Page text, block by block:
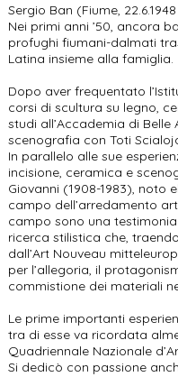
Sergio Ban (Fiume,
Nei primi anni ’50, ancora
profughi fiumani-dalmati
Latina insieme alla famiglia.
Dopo aver frequentato
corsi di scultura su legno,
studi all’Accademia di
scenografia con Toti
In parallelo alle sue
incisione, ceramica e
Giovanni (1908-1983), noto
campo dell’arredamento
campo sono una
ricerca stilistica che,
dall’Art Nouveau
per l’allegoria, il
commistione dei materiali
Le prime importanti
tra di esse va ricordata
Quadriennale Nazionale
Si dedicò con passione